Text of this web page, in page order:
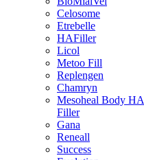
Celosome
Etrebelle
HAFiller
Licol
Metoo Fill
Replengen
Chamryn
Mesoheal Body HA
Filler
Gana
Reneall
Success